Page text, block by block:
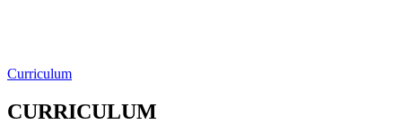
Curriculum
CURRICULUM